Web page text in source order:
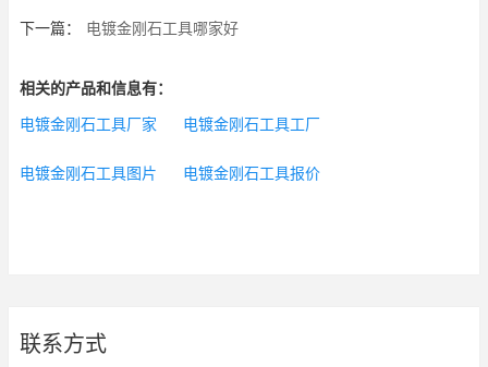
下一篇： 电镀金刚石工具哪家好
相关的产品和信息有：
电镀金刚石工具厂家 电镀金刚石工具工厂
电镀金刚石工具图片 电镀金刚石工具报价
联系方式